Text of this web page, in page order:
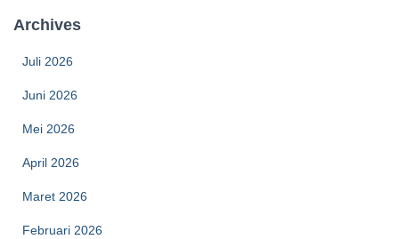
Archives
Juli 2026
Juni 2026
Mei 2026
April 2026
Maret 2026
Februari 2026